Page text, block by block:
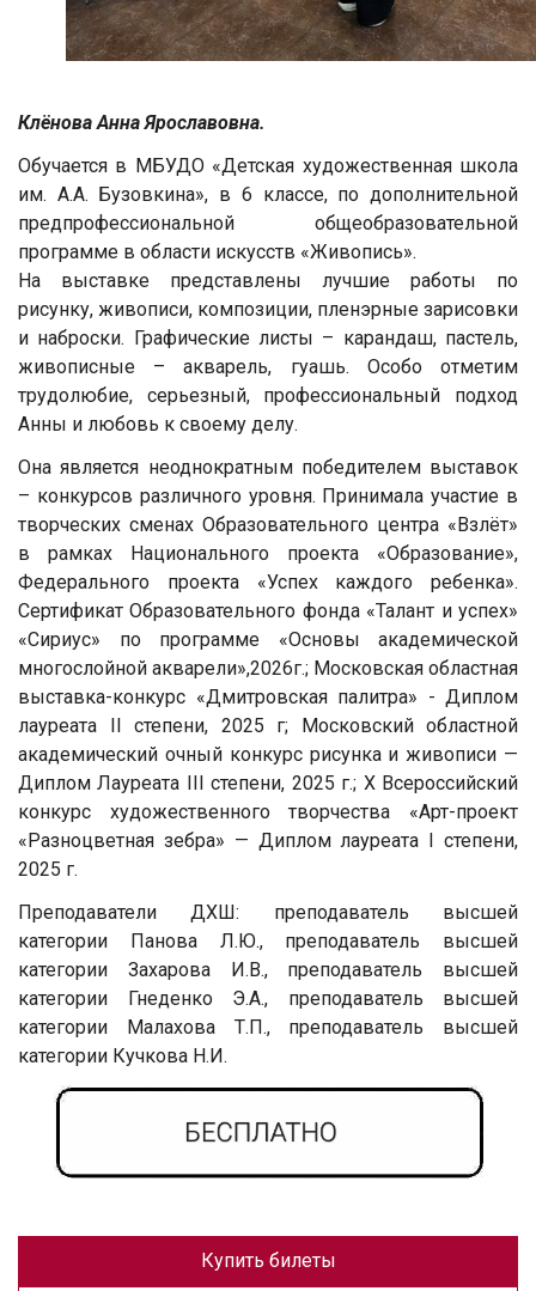
Клёнова Анна Ярославовна.
Обучается в МБУДО «Детская художественная школа
им. А.А. Бузовкина», в 6 классе, по дополнительной
предпрофессиональной общеобразовательной
программе в области искусств «Живопись».
На выставке представлены лучшие работы по
рисунку, живописи, композиции, пленэрные зарисовки
и наброски. Графические листы – карандаш, пастель,
живописные – акварель, гуашь. Особо отметим
трудолюбие, серьезный, профессиональный подход
Анны и любовь к своему делу.
Она является неоднократным победителем выставок
– конкурсов различного уровня. Принимала участие в
творческих сменах Образовательного центра «Взлёт»
в рамках Национального проекта «Образование»,
Федерального проекта «Успех каждого ребенка».
Сертификат Образовательного фонда «Талант и успех»
«Сириус» по программе «Основы академической
многослойной акварели»,2026г.; Московская областная
выставка-конкурс «Дмитровская палитра» - Диплом
лауреата II степени, 2025 г; Московский областной
академический очный конкурс рисунка и живописи —
Диплом Лауреата III степени, 2025 г.; Х Всероссийский
конкурс художественного творчества «Арт-проект
«Разноцветная зебра» — Диплом лауреата I степени,
2025 г.
Преподаватели ДХШ: преподаватель высшей
категории Панова Л.Ю., преподаватель высшей
категории Захарова И.В., преподаватель высшей
категории Гнеденко Э.А., преподаватель высшей
категории Малахова Т.П., преподаватель высшей
категории Кучкова Н.И.
Купить билеты